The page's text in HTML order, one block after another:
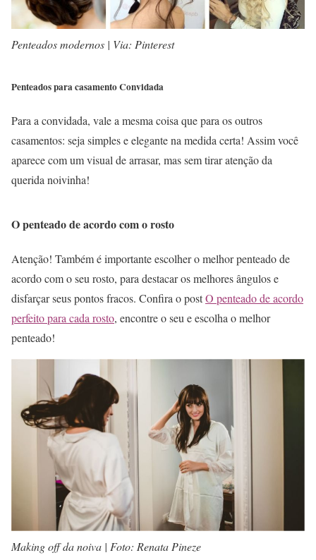
Penteados modernos | Via: Pinterest
Penteados para casamento Convidada
Para a convidada, vale a mesma coisa que para os outros
casamentos: seja simples e elegante na medida certa! Assim você
aparece com um visual de arrasar, mas sem tirar atenção da
querida noivinha!
O penteado de acordo com o rosto
Atenção! Também é importante escolher o melhor penteado de
acordo com o seu rosto, para destacar os melhores ângulos e
disfarçar seus pontos fracos. Confira o postO penteado de acordo
perfeito para cada rosto, encontre o seu e escolha o melhor
penteado!
Making off da noiva | Foto: Renata Pineze